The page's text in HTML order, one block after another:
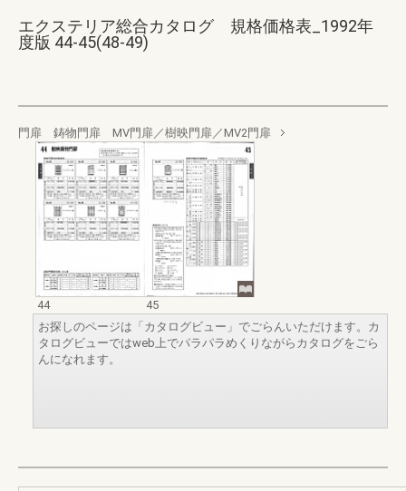
エクステリア総合カタログ 規格価格表_1992年
度版 44-45(48-49)
門扉 鋳物門扉 MV門扉／樹映門扉／MV2門扉
44
45
お探しのページは「カタログビュー」でごらんいただけます。カ
タログビューではweb上でパラパラめくりながらカタログをごら
んになれます。